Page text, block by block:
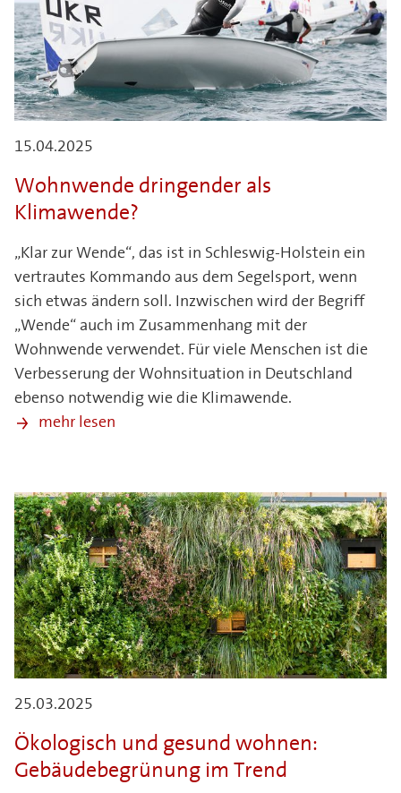
15.04.2025
Wohnwende dringender als
Klimawende?
„Klar zur Wende“, das ist in Schleswig-Holstein ein
vertrautes Kommando aus dem Segelsport, wenn
sich etwas ändern soll. Inzwischen wird der Begriff
„Wende“ auch im Zusammenhang mit der
Wohnwende verwendet. Für viele Menschen ist die
Verbesserung der Wohnsituation in Deutschland
ebenso notwendig wie die Klimawende.
mehr lesen
25.03.2025
Ökologisch und gesund wohnen:
Gebäudebegrünung im Trend